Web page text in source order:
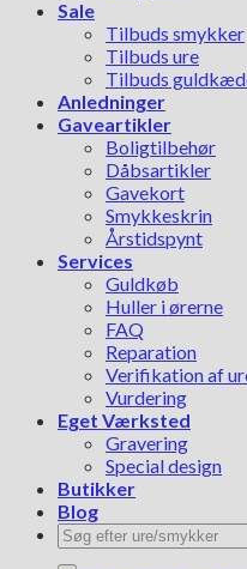
Sale
Tilbuds smykker
Tilbuds ure
Tilbuds
Anledninger
Gaveartikler
Boligtilbehør
Dåbsartikler
Gavekort
Smykkeskrin
Årstidspynt
Services
Guldkøb
Huller i ørerne
FAQ
Reparation
Verifikation af
Vurdering
Eget Værksted
Gravering
Special design
Butikker
Blog
Søg
efter: